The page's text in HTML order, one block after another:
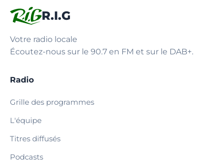
R.I.G
Votre radio locale
Écoutez-nous sur le 90.7 en FM et sur le DAB+.
Radio
Grille des programmes
L'équipe
Titres diffusés
Podcasts